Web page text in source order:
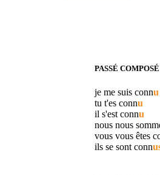
PASSÉ COMPOSÉ
je me suis connu
tu t'es connu
il s'est connu
nous nous
vous vous êtes
ils se sont conn